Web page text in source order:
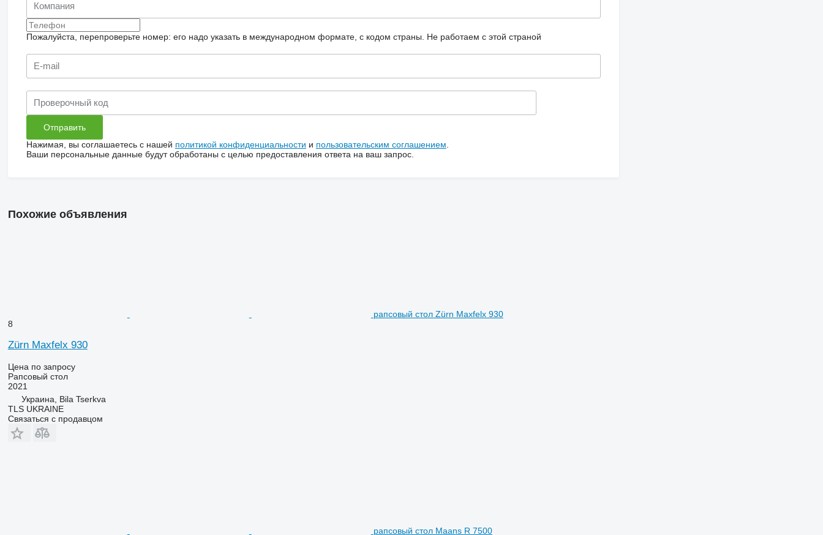
Пожалуйста, перепроверьте номер: его надо указать в международном формате, с кодом страны. Не работаем с этой страной
Нажимая, вы соглашаетесь с нашей политикой конфиденциальности и пользовательским соглашением
Ваши персональные данные будут обработаны с целью предоставления ответа на ваш запрос.
Похожие объявления
рапсовый стол Zürn Maxfelx 930
8
Zürn Maxfelx 930
Цена по запросу
Рапсовый стол
2021
Украина, Bila Tserkva
TLS UKRAINE
Связаться с продавцом
рапсовый стол Maans R 7500